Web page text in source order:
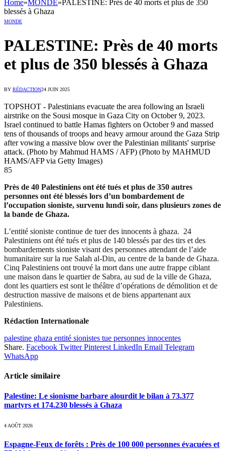
Home»MONDE»PALESTINE: Près de 40 morts et plus de 350
blessés à Ghaza
MONDE
PALESTINE: Près de 40 morts
et plus de 350 blessés à Ghaza
BY RÉDACTION24 JUIN 2025
TOPSHOT - Palestinians evacuate the area following an Israeli
airstrike on the Sousi mosque in Gaza City on October 9, 2023.
Israel continued to battle Hamas fighters on October 9 and massed
tens of thousands of troops and heavy armour around the Gaza Strip
after vowing a massive blow over the Palestinian militants' surprise
attack. (Photo by Mahmud HAMS / AFP) (Photo by MAHMUD
HAMS/AFP via Getty Images)
85
Près de 40 Palestiniens ont été tués et plus de 350 autres
personnes ont été blessés lors d’un bombardement de
l’occupation sioniste, survenu lundi soir, dans plusieurs zones de
la bande de Ghaza.
L’entité sioniste continue de tuer des innocents à ghaza. 24
Palestiniens ont été tués et plus de 140 blessés par des tirs et des
bombardements sioniste visant des personnes attendant de l’aide
humanitaire sur la rue Salah al-Din, au centre de la bande de Ghaza.
Cinq Palestiniens ont trouvé la mort dans une autre frappe ciblant
une maison dans le quartier de Sabra, au sud de la ville de Ghaza,
dont les quartiers est sont le théâtre d’opérations de démolition et de
destruction massive de maisons et de biens appartenant aux
Palestiniens.
Rédaction Internationale
palestine ghaza entité sionistes tue personnes innocentes
Share. Facebook Twitter Pinterest LinkedIn Email Telegram
WhatsApp
Article similaire
Palestine: Le sionisme barbare alourdit le bilan à 73.377
martyrs et 174.230 blessés à Ghaza
4 AOÛT 2026
Espagne-Feux de forêts : Près de 100 000 personnes évacuées et